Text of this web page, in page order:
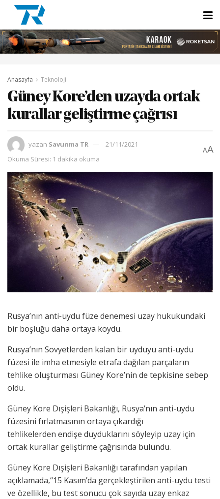
Anasayfa Teknoloji
Güney Kore’den uzayda ortak
kurallar geliştirme çağrısı
yazan Savunma TR
21/11/2021
Okuma Süresi: 1 dakika okuma
AA
Rusya’nın anti-uydu füze denemesi uzay hukukundaki
bir boşluğu daha ortaya koydu.
Rusya’nın Sovyetlerden kalan bir uyduyu anti-uydu
füzesi ile imha etmesiyle etrafa dağılan parçaların
tehlike oluşturması Güney Kore’nin de tepkisine sebep
oldu.
Güney Kore Dışişleri Bakanlığı, Rusya’nın anti-uydu
füzesini fırlatmasının ortaya çıkardığı
tehlikelerden endişe duyduklarını söyleyip uzay için
ortak kurallar geliştirme çağrısında bulundu.
Güney Kore Dışişleri Bakanlığı tarafından yapılan
açıklamada,“15 Kasım’da gerçekleştirilen anti-uydu testi
ve özellikle, bu test sonucu çok sayıda uzay enkaz